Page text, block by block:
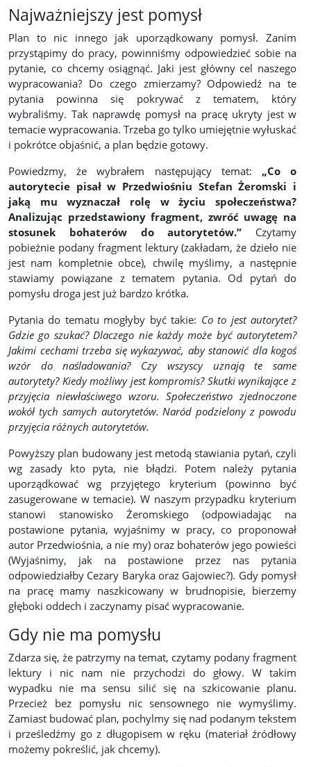
Najważniejszy jest pomysł
Plan to nic innego jak uporządkowany pomysł. Zanim
przystąpimy do pracy, powinniśmy odpowiedzieć sobie na
pytanie, co chcemy osiągnąć. Jaki jest główny cel naszego
wypracowania? Do czego zmierzamy? Odpowiedź na te
pytania powinna się pokrywać z tematem, który
wybraliśmy. Tak naprawdę pomysł na pracę ukryty jest w
temacie wypracowania. Trzeba go tylko umiejętnie wyłuskać
i pokrótce objaśnić, a plan będzie gotowy.
Powiedzmy, że wybrałem następujący temat: „Co o
autorytecie pisał w Przedwiośniu Stefan Żeromski i
jaką mu wyznaczał rolę w życiu społeczeństwa?
Analizując przedstawiony fragment, zwróć uwagę na
stosunek bohaterów do autorytetów.” Czytamy
pobieżnie podany fragment lektury (zakładam, że dzieło nie
jest nam kompletnie obce), chwilę myślimy, a następnie
stawiamy powiązane z tematem pytania. Od pytań do
pomysłu droga jest już bardzo krótka.
Pytania do tematu mogłyby być takie: Co to jest autorytet?
Gdzie go szukać? Dlaczego nie każdy może być autorytetem?
Jakimi cechami trzeba się wykazywać, aby stanowić dla kogoś
wzór do naśladowania? Czy wszyscy uznają te same
autorytety? Kiedy możliwy jest kompromis? Skutki wynikające z
przyjęcia niewłaściwego wzoru. Społeczeństwo zjednoczone
wokół tych samych autorytetów. Naród podzielony z powodu
przyjęcia różnych autorytetów.
Powyższy plan budowany jest metodą stawiania pytań, czyli
wg zasady kto pyta, nie błądzi. Potem należy pytania
uporządkować wg przyjętego kryterium (powinno być
zasugerowane w temacie). W naszym przypadku kryterium
stanowi stanowisko Żeromskiego (odpowiadając na
postawione pytania, wyjaśnimy w pracy, co proponował
autor Przedwiośnia, a nie my) oraz bohaterów jego powieści
(Wyjaśnimy, jak na postawione przez nas pytania
odpowiedziałby Cezary Baryka oraz Gajowiec?). Gdy pomysł
na pracę mamy naszkicowany w brudnopisie, bierzemy
głęboki oddech i zaczynamy pisać wypracowanie.
Gdy nie ma pomysłu
Zdarza się, że patrzymy na temat, czytamy podany fragment
lektury i nic nam nie przychodzi do głowy. W takim
wypadku nie ma sensu silić się na szkicowanie planu.
Przecież bez pomysłu nic sensownego nie wymyślimy.
Zamiast budować plan, pochylmy się nad podanym tekstem
i prześledźmy go z długopisem w ręku (materiał źródłowy
możemy pokreślić, jak chcemy).